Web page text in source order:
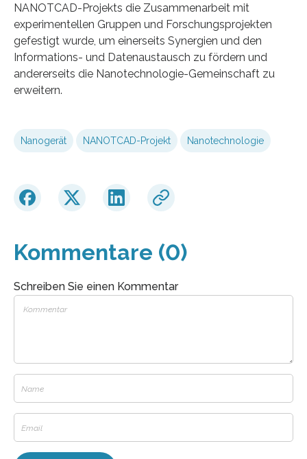
NANOTCAD-Projekts die Zusammenarbeit mit
experimentellen Gruppen und Forschungsprojekten
gefestigt wurde, um einerseits Synergien und den
Informations- und Datenaustausch zu fördern und
andererseits die Nanotechnologie-Gemeinschaft zu
erweitern.
Nanogerät NANOTCAD-Projekt Nanotechnologie
Kommentare (0)
Schreiben Sie einen Kommentar